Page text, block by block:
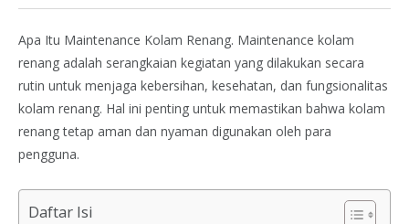
Apa Itu Maintenance Kolam Renang. Maintenance kolam
renang adalah serangkaian kegiatan yang dilakukan secara
rutin untuk menjaga kebersihan, kesehatan, dan fungsionalitas
kolam renang. Hal ini penting untuk memastikan bahwa kolam
renang tetap aman dan nyaman digunakan oleh para
pengguna.
Daftar Isi